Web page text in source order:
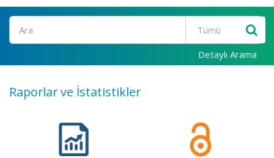
Ara
Detaylı Arama
Raporlar ve İstatistikler